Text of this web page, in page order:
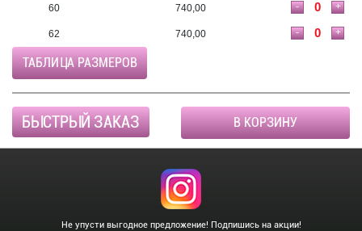
60 740,00 +
-
62 740,00 +
-
ТАБЛИЦА РАЗМЕРОВ
БЫСТРЫЙ ЗАКАЗ В КОРЗИНУ
Не упусти выгодное предложение! Подпишись на акции!